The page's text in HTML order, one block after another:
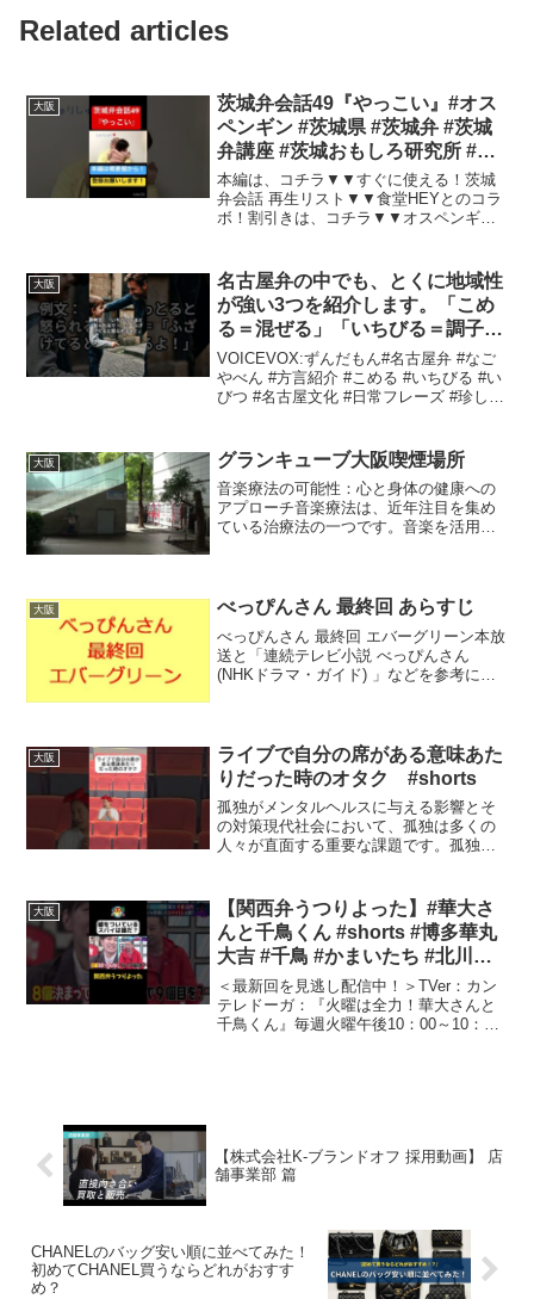
Related articles
大阪
茨城弁会話49『やっこい』#オス
ペンギン #茨城県 #茨城弁 #茨城
弁講座 #茨城おもしろ研究所 #茨
城弁会話 #方言 #訛り#赤ちゃん
本編は、コチラ▼▼すぐに使える！茨城
弁会話 再生リスト▼▼食堂HEYとのコラ
ボ！割引きは、コチラ▼▼オスペンギン
録▼▼Twitter▼・山中→・でれすけ→...
大阪
名古屋弁の中でも、とくに地域性
が強い3つを紹介します。「こめ
る＝混ぜる」「いちびる＝調子に
のる」「いびつ＝歪んでる」 #方
言紹介 #雑学 #いい言葉
VOICEVOX:ずんだもん#名古屋弁 #なご
やべん #方言紹介 #こめる #いちびる #い
びつ #名古屋文化 #日常フレーズ #珍しい
大阪 グランキューブ大阪喫煙場所
音楽療法の可能性：心と身体の健康への
アプローチ音楽療法は、近年注目を集め
ている治療法の一つです。音楽を活用し
的な概念、効果、および実...
大阪 べっぴんさん 最終回 あらすじ
べっぴんさん 最終回 エバーグリーン本放
送と「連続テレビ小説 べっぴんさん
(NHKドラマ・ガイド) 」などを参考にさ
大阪
ライブで自分の席がある意味あた
りだった時のオタク #shorts
孤独がメンタルヘルスに与える影響とそ
の対策現代社会において、孤独は多くの
人々が直面する重要な課題です。孤独感
能性があります。本記事では、孤独の影
響とその対策について考察...
大阪
【関西弁うつりよった】#華大さ
んと千鳥くん #shorts #博多華丸
大吉 #千鳥 #かまいたち #北川景
子 #塚地武雅 #面白い #切り抜き
＜最新回を見逃し配信中！＞TVer：カン
テレドーガ：『火曜は全力！華大さんと
千鳥くん』毎週火曜午後10：00～10：54
【株式会社K-ブランドオフ 採用動画】 店
舗事業部 篇
CHANELのバッグ安い順に並べてみた！
初めてCHANEL買うならどれがおすす
め？